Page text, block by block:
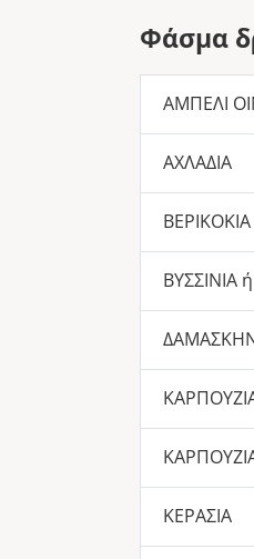
Φάσμα
ΑΜΠΕΛΙ
ΑΧΛΑΔΙΑ
ΒΕΡΙΚΟΚΙΑ
ΒΥΣΣΙΝΙΑ
ΚΕΡΑΣΙΑ